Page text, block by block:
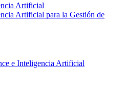
Artificial
Artificial para la Gestión de
e Inteligencia Artificial